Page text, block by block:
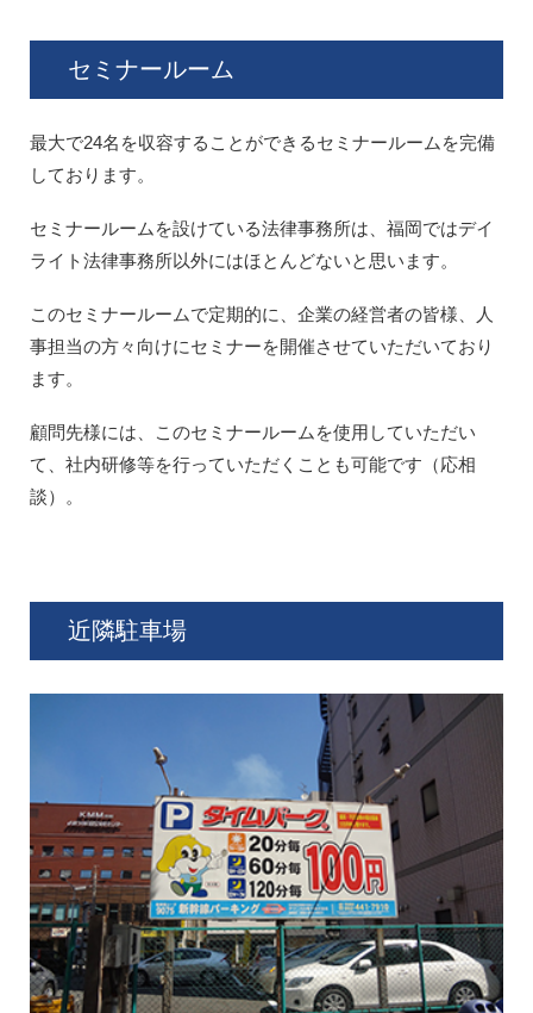
セミナールーム
最大で24名を収容することができるセミナールームを完備
しております。
セミナールームを設けている法律事務所は、福岡ではデイ
ライト法律事務所以外にはほとんどないと思います。
このセミナールームで定期的に、企業の経営者の皆様、人
事担当の方々向けにセミナーを開催させていただいており
ます。
顧問先様には、このセミナールームを使用していただい
て、社内研修等を行っていただくことも可能です（応相
談）。
近隣駐車場